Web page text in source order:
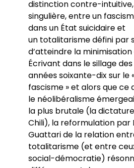
distinction contre-
singulière, entre un
dans un État suicidaire et
un totalitarisme défini par
d’atteindre la minimisation
Écrivant dans le sillage
années soixante-dix sur le
fascisme » et alors que ce
le néolibéralisme
la plus brutale (la
Chili), la reformulation par
Guattari de la relation
totalitarisme (et entre
social-démocratie)